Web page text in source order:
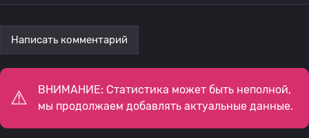
Написать комментарий
ВНИМАНИЕ: Статистика может быть неполной,
мы продолжаем добавлять актуальные данные.